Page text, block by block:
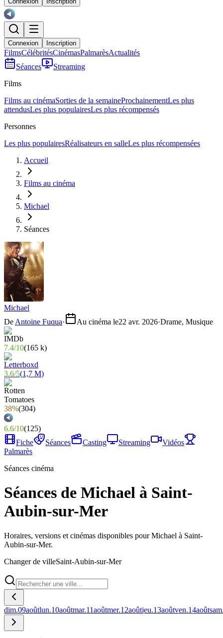
Connexion Inscription
FilmsCélébritésCinémasPalmarèsActualités
Séances
Streaming
Films
Films au cinémaSorties de la semaineProchainementLes plus
attendusLes plus populairesLes plus récompensés
Personnes
Les plus populairesRéalisateurs en salleLes plus récompensées
Accueil
Films au cinéma
Michael
Séances
Michael
De Antoine Fuqua· Au cinéma le22 avr. 2026·Drame, Musique
7.4/10(165 k)
3.6/5(1,7 M)
38%(304)
6.6/10(125)
Fiche
Séances Casting Streaming
Vidéos
Palmarès
Séances cinéma
Séances de Michael à Saint-
Aubin-sur-Mer
Horaires, versions et cinémas disponibles pour Michael à Saint-
Aubin-sur-Mer.
Changer de villeSaint-Aubin-sur-Mer
dim.09aoûtlun.10aoûtmar.11aoûtmer.12aoûtjeu.13aoûtven.14août